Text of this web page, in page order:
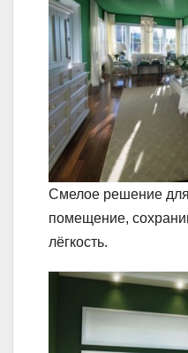
Смелое решение для
помещение,
лёгкость.